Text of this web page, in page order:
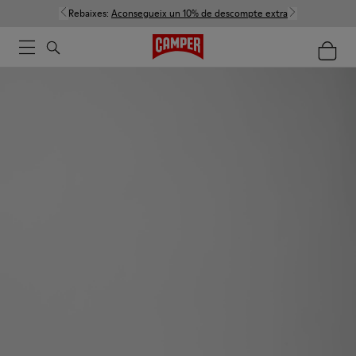
Rebaixes: Aconsegueix un 10% de descompte extra